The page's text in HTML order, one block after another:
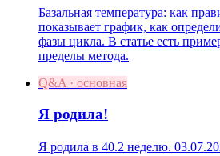
Базальная температура: как
показывает график, как
фазы цикла. В статье есть
пределы метода.
Q&A · основная
Я родила!
Я родила в 40.2 неделю.